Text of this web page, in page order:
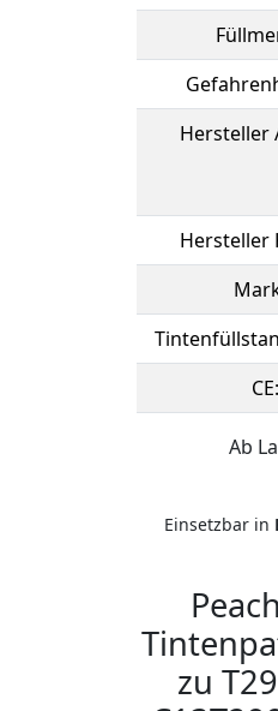
Hersteller
Hersteller
CE:
Ab
Einsetzbar in
zu